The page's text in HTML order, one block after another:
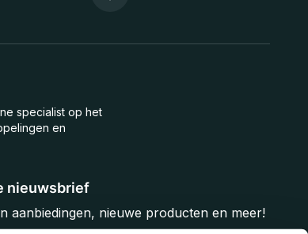
nieuwsbrief
aanbiedingen, nieuwe producten en meer!
specialist op het
en